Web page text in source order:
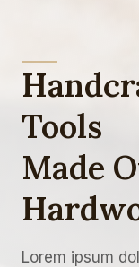
Tools
Made
Lorem ipsum